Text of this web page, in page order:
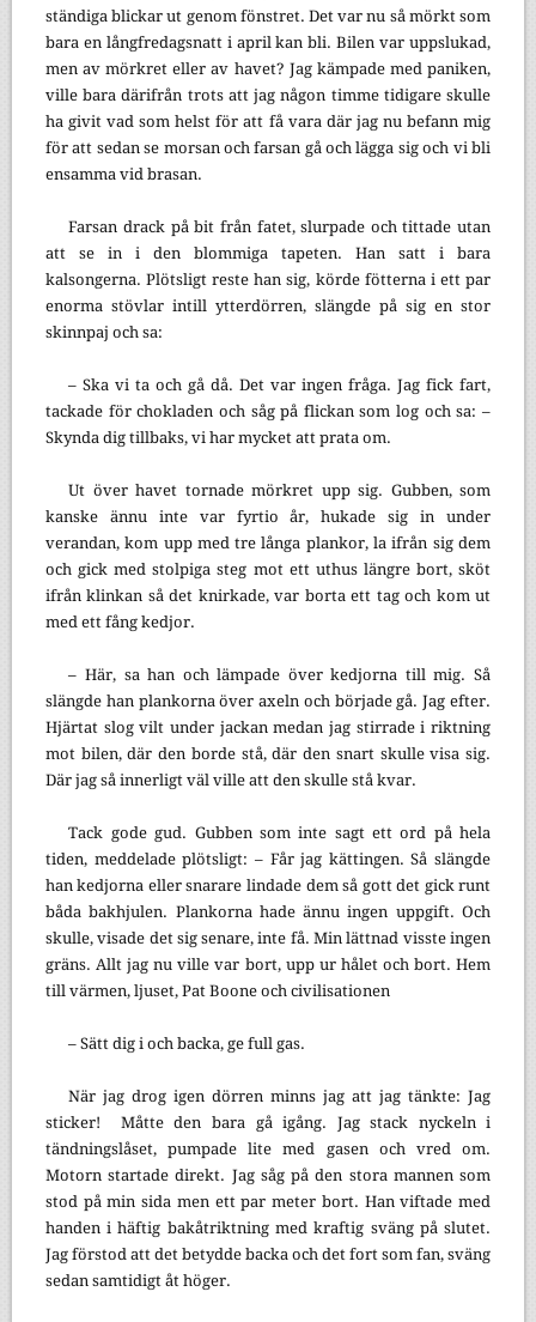
ständiga blickar ut genom fönstret. Det var nu så mörkt som
bara en långfredagsnatt i april kan bli. Bilen var uppslukad,
men av mörkret eller av havet? Jag kämpade med paniken,
ville bara därifrån trots att jag någon timme tidigare skulle
ha givit vad som helst för att få vara där jag nu befann mig
för att sedan se morsan och farsan gå och lägga sig och vi bli
ensamma vid brasan.
Farsan drack på bit från fatet, slurpade och tittade utan
att se in i den blommiga tapeten. Han satt i bara
kalsongerna. Plötsligt reste han sig, körde fötterna i ett par
enorma stövlar intill ytterdörren, slängde på sig en stor
skinnpaj och sa:
– Ska vi ta och gå då. Det var ingen fråga. Jag fick fart,
tackade för chokladen och såg på flickan som log och sa: –
Skynda dig tillbaks, vi har mycket att prata om.
Ut över havet tornade mörkret upp sig. Gubben, som
kanske ännu inte var fyrtio år, hukade sig in under
verandan, kom upp med tre långa plankor, la ifrån sig dem
och gick med stolpiga steg mot ett uthus längre bort, sköt
ifrån klinkan så det knirkade, var borta ett tag och kom ut
med ett fång kedjor.
– Här, sa han och lämpade över kedjorna till mig. Så
slängde han plankorna över axeln och började gå. Jag efter.
Hjärtat slog vilt under jackan medan jag stirrade i riktning
mot bilen, där den borde stå, där den snart skulle visa sig.
Där jag så innerligt väl ville att den skulle stå kvar.
Tack gode gud. Gubben som inte sagt ett ord på hela
tiden, meddelade plötsligt: – Får jag kättingen. Så slängde
han kedjorna eller snarare lindade dem så gott det gick runt
båda bakhjulen. Plankorna hade ännu ingen uppgift. Och
skulle, visade det sig senare, inte få. Min lättnad visste ingen
gräns. Allt jag nu ville var bort, upp ur hålet och bort. Hem
till värmen, ljuset, Pat Boone och civilisationen
– Sätt dig i och backa, ge full gas.
När jag drog igen dörren minns jag att jag tänkte: Jag
sticker! Måtte den bara gå igång. Jag stack nyckeln i
tändningslåset, pumpade lite med gasen och vred om.
Motorn startade direkt. Jag såg på den stora mannen som
stod på min sida men ett par meter bort. Han viftade med
handen i häftig bakåtriktning med kraftig sväng på slutet.
Jag förstod att det betydde backa och det fort som fan, sväng
sedan samtidigt åt höger.